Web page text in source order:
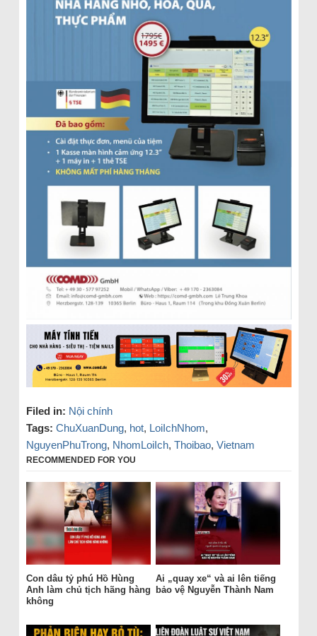
Filed in: Nội chính
Tags: ChuXuanDung, hot, LoiIchNhom,
NguyenPhuTrong, NhomLoiIch, Thoibao, Vietnam
RECOMMENDED FOR YOU
Con dâu tỷ phú Hồ Hùng
Anh làm chủ tịch hãng hàng
không
Ai „quay xe“ và ai lên tiếng
bảo vệ Nguyễn Thành Nam